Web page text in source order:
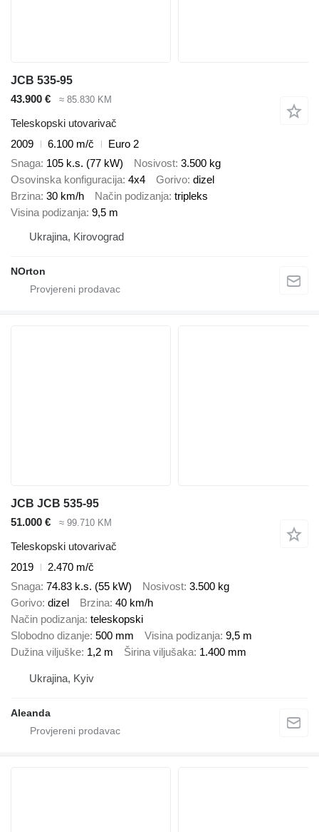
JCB 535-95
43.900 €
≈ 85.830 KM
Teleskopski utovarivač
2009
6.100 m/č
Euro 2
Snaga 105 k.s. (77 kW) Nosivost 3.500 kg
Osovinska konfiguracija 4x4 Gorivo dizel
Brzina 30 km/h Način podizanja tripleks
Visina podizanja 9,5 m
Ukrajina, Kirovograd
NOrton
JCB JCB 535-95
51.000 €
≈ 99.710 KM
Teleskopski utovarivač
2019
2.470 m/č
Snaga 74.83 k.s. (55 kW) Nosivost 3.500 kg
Gorivo dizel Brzina 40 km/h
Način podizanja teleskopski
Slobodno dizanje 500 mm Visina podizanja 9,5 m
Dužina viljuške 1,2 m Širina viljušaka 1.400 mm
Ukrajina, Kyiv
Aleanda